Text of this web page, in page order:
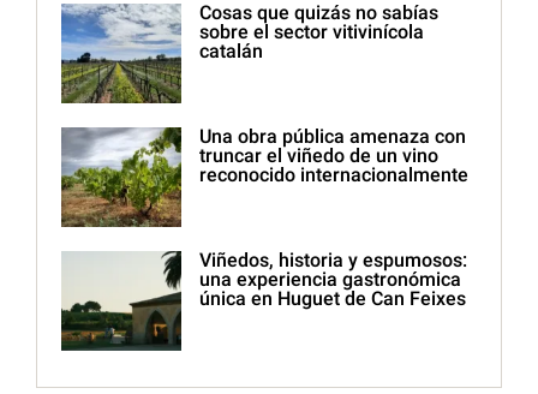
Cosas que quizás no sabías
sobre el sector vitivinícola
catalán
Una obra pública amenaza con
truncar el viñedo de un vino
reconocido internacionalmente
Viñedos, historia y espumosos:
una experiencia gastronómica
única en Huguet de Can Feixes